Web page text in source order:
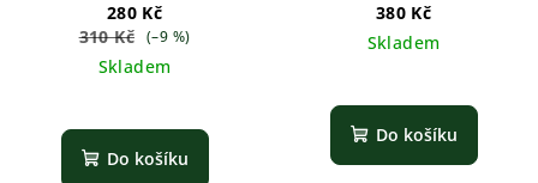
280 Kč
310 Kč (–9 %)
Skladem
Do košíku
380 Kč
Skladem
Do košíku